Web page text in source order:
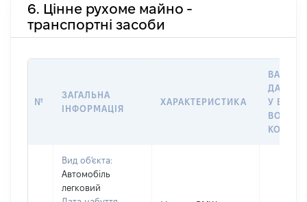
6. Цінне рухоме майно -
транспортні засоби
№
ЗАГАЛЬНА
ІНФОРМАЦІЯ
ХАРАКТЕРИСТИКА
ДАТУ
У
Вид об'єкта:
Автомобіль
легковий